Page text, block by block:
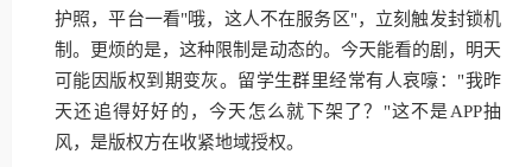
护照，平台一看"哦，这人不在服务区"，立刻触发封锁机
制。更烦的是，这种限制是动态的。今天能看的剧，明天
可能因版权到期变灰。留学生群里经常有人哀嚎："我昨
天还追得好好的，今天怎么就下架了？"这不是APP抽
风，是版权方在收紧地域授权。